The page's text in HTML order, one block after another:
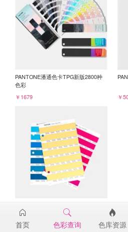
PANTONE潘通色卡TPG新版2800种
色彩
￥1679
￥
13-0941TPG
￥98
首页 色彩查询 色库资源